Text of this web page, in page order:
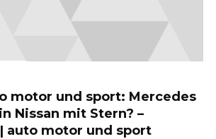
motor und sport: Mercedes
Nissan mit Stern? –
auto motor und sport